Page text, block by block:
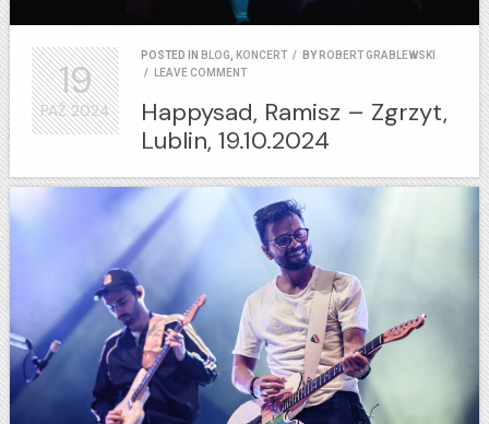
POSTED IN BLOG KONCERT / BY ROBERT GRABLEWSKI
/
LEAVE COMMENT
Happysad, Ramisz – Zgrzyt,
Lublin, 19.10.2024
19
PAŹ2024